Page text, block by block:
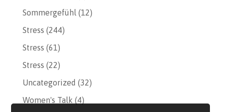
Sommergefühl(12)
Stress (244)
Stress (61)
Stress (22)
Uncategorized (32)
Women's Talk (4)